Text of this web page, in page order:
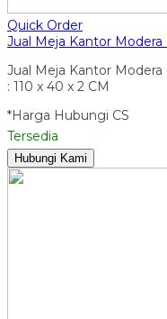
Quick Order
Jual Meja Kantor Modera
Jual Meja Kantor Modera
: 110 x 40 x 2 CM
*Harga Hubungi CS
Tersedia
Hubungi Kami